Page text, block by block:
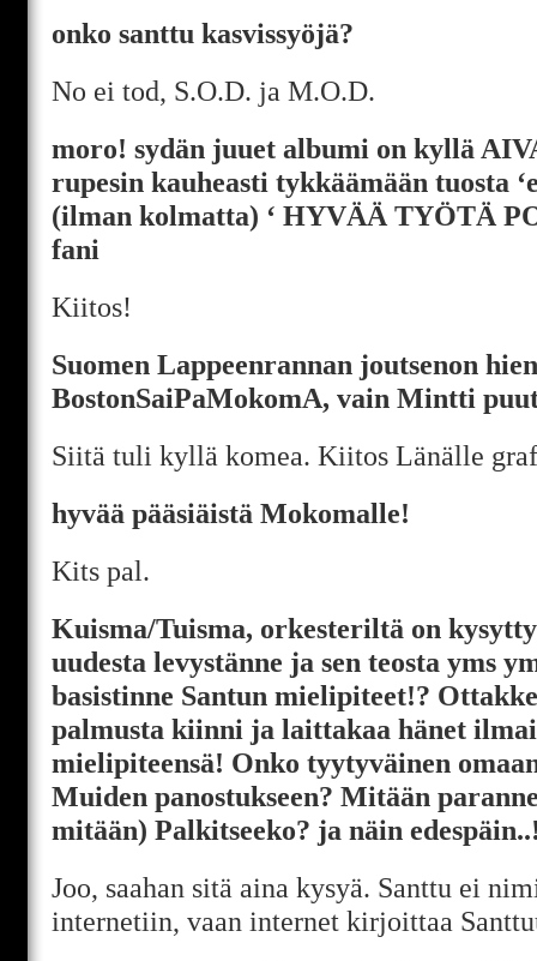
onko santtu kasvissyöjä?
No ei tod, S.O.D. ja M.O.D.
moro! sydän juuet albumi on kyllä
rupesin kauheasti tykkäämään tuosta
(ilman kolmatta) ‘ HYVÄÄ TYÖTÄ
fani
Kiitos!
Suomen Lappeenrannan joutsenon
BostonSaiPaMokomA, vain Mintti
Siitä tuli kyllä komea. Kiitos Länälle
hyvää pääsiäistä Mokomalle!
Kits pal.
Kuisma/Tuisma, orkesteriltä on
uudesta levystänne ja sen teosta yms
basistinne Santun mielipiteet!?
palmusta kiinni ja laittakaa hänet
mielipiteensä! Onko tyytyväinen
Muiden panostukseen? Mitään
mitään) Palkitseeko? ja näin
Joo, saahan sitä aina kysyä. Santtu ei
internetiin, vaan internet kirjoittaa